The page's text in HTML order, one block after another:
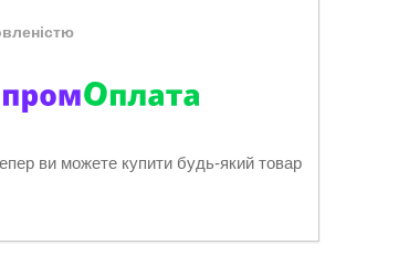
ви можете купити будь-який товар